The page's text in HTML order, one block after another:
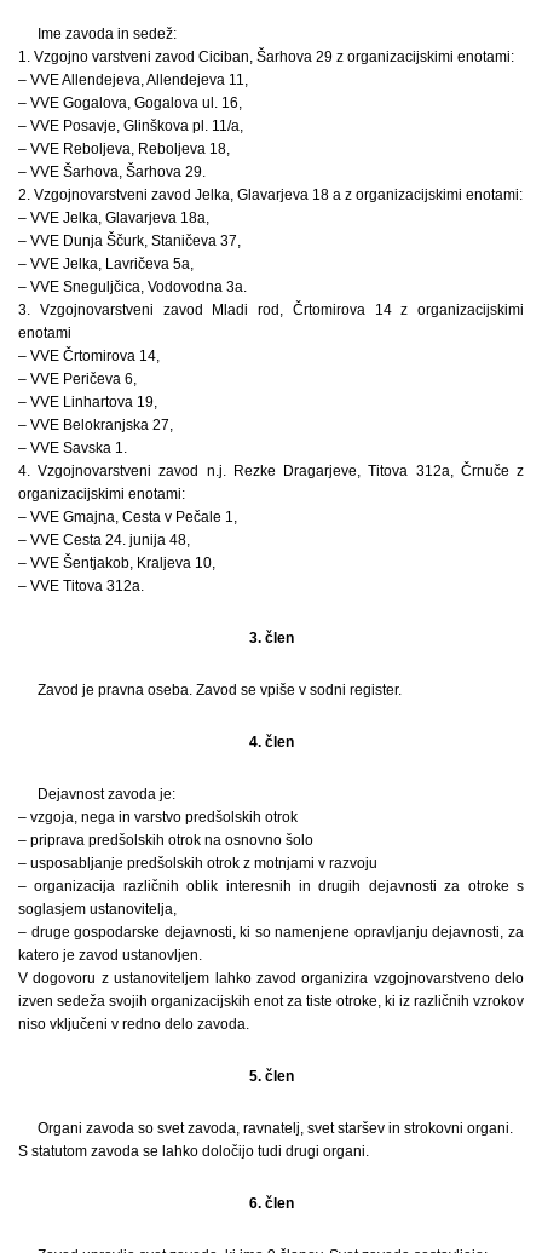
Ime zavoda in sedež:
1. Vzgojno varstveni zavod Ciciban, Šarhova 29 z organizacijskimi enotami:
– VVE Allendejeva, Allendejeva 11,
– VVE Gogalova, Gogalova ul. 16,
– VVE Posavje, Glinškova pl. 11/a,
– VVE Reboljeva, Reboljeva 18,
– VVE Šarhova, Šarhova 29.
2. Vzgojnovarstveni zavod Jelka, Glavarjeva 18 a z organizacijskimi enotami:
– VVE Jelka, Glavarjeva 18a,
– VVE Dunja Ščurk, Staničeva 37,
– VVE Jelka, Lavričeva 5a,
– VVE Sneguljčica, Vodovodna 3a.
3. Vzgojnovarstveni zavod Mladi rod, Črtomirova 14 z organizacijskimi
enotami
– VVE Črtomirova 14,
– VVE Peričeva 6,
– VVE Linhartova 19,
– VVE Belokranjska 27,
– VVE Savska 1.
4. Vzgojnovarstveni zavod n.j. Rezke Dragarjeve, Titova 312a, Črnuče z
organizacijskimi enotami:
– VVE Gmajna, Cesta v Pečale 1,
– VVE Cesta 24. junija 48,
– VVE Šentjakob, Kraljeva 10,
– VVE Titova 312a.
3. člen
Zavod je pravna oseba. Zavod se vpiše v sodni register.
4. člen
Dejavnost zavoda je:
– vzgoja, nega in varstvo predšolskih otrok
– priprava predšolskih otrok na osnovno šolo
– usposabljanje predšolskih otrok z motnjami v razvoju
– organizacija različnih oblik interesnih in drugih dejavnosti za otroke s
soglasjem ustanovitelja,
– druge gospodarske dejavnosti, ki so namenjene opravljanju dejavnosti, za
katero je zavod ustanovljen.
V dogovoru z ustanoviteljem lahko zavod organizira vzgojnovarstveno delo
izven sedeža svojih organizacijskih enot za tiste otroke, ki iz različnih vzrokov
niso vključeni v redno delo zavoda.
5. člen
Organi zavoda so svet zavoda, ravnatelj, svet staršev in strokovni organi.
S statutom zavoda se lahko določijo tudi drugi organi.
6. člen